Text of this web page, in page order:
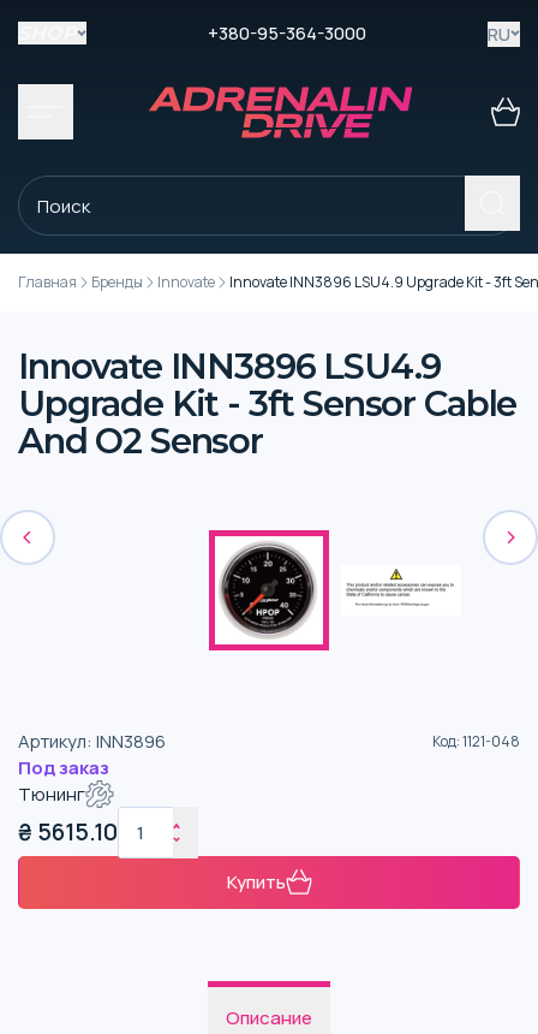
+380-95-364-3000 RU
Главная Бренды Innovate Innovate INN3896 LSU4.9 Upgrade Kit - 3ft
Innovate INN3896 LSU4.9
Upgrade Kit - 3ft Sensor Cable
And O2 Sensor
Артикул: INN3896 Код:1121-048
Под заказ
Тюнинг
₴ 5615.10
Купить
Описание